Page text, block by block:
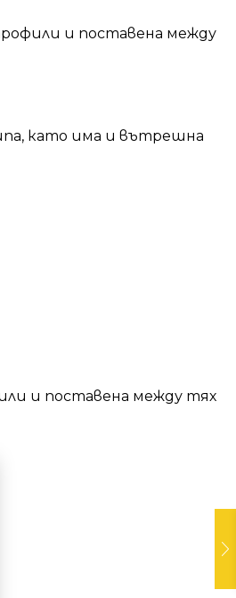
и поставена между
като има и вътрешна
и поставена между тях